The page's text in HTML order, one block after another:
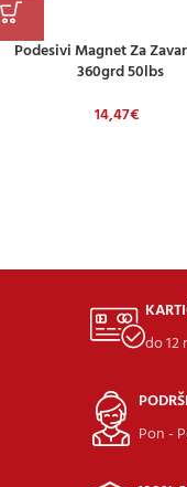
Podesivi Magnet Za
360grd 50lbs
14,47€
do 12
Pon -